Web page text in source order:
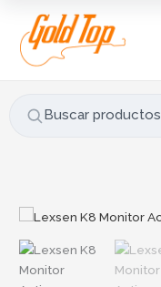
contenido
Buscar productos
u
s
r
Lexsen
Monitor
Activo